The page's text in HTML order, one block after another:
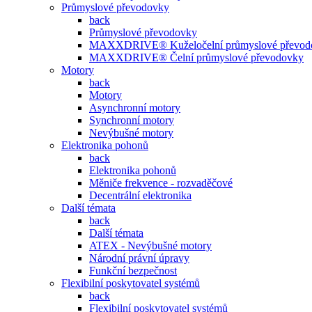
Průmyslové převodovky
back
Průmyslové převodovky
MAXXDRIVE® Kuželočelní průmyslové
MAXXDRIVE® Čelní průmyslové převodovky
Motory
back
Motory
Asynchronní motory
Synchronní motory
Nevýbušné motory
Elektronika pohonů
back
Elektronika pohonů
Měniče frekvence - rozvaděčové
Decentrální elektronika
Další témata
back
Další témata
ATEX - Nevýbušné motory
Národní právní úpravy
Funkční bezpečnost
Flexibilní poskytovatel systémů
back
Flexibilní poskytovatel systémů